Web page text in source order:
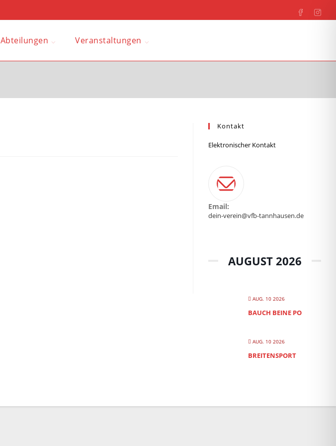
Abteilungen Veranstaltungen
Kontakt
Elektronischer Kontakt
Email:
dein-verein@vfb-tannhausen.de
AUGUST 2026
AUG. 10 2026
BAUCH BEINE PO
AUG. 10 2026
BREITENSPORT